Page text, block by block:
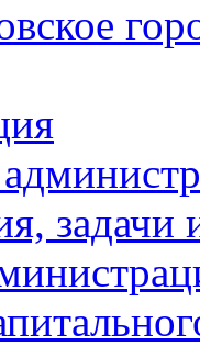
задачи